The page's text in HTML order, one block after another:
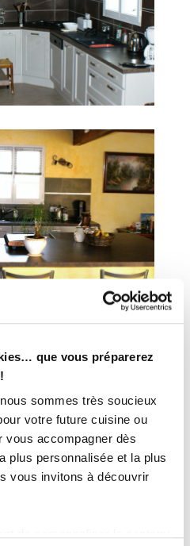
que vous préparerez
sommes très soucieux
votre future cuisine ou
vous accompagner dès
plus personnalisée et la plus
vous invitons à découvrir